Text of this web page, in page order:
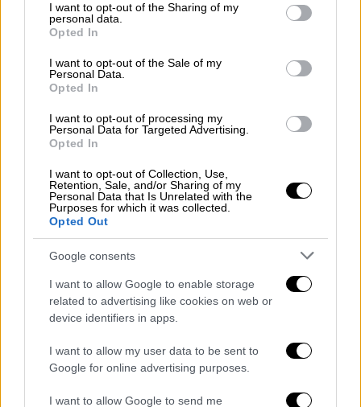
not limited to your visit or usage behaviour. You may click to
grant or deny consent to Google and its third-party tags to
use your data for below specified purposes in below Google
consent section.
I want to opt-out of the Sharing of my
personal data.
Opted In
I want to opt-out of the Sale of my
Personal Data.
Opted In
I want to opt-out of processing my
Personal Data for Targeted Advertising.
Opted In
I want to opt-out of Collection, Use,
Retention, Sale, and/or Sharing of my
Personal Data that Is Unrelated with the
Purposes for which it was collected.
Opted Out
Google consents
I want to allow Google to enable storage
related to advertising like cookies on web or
device identifiers in apps.
I want to allow my user data to be sent to
Google for online advertising purposes.
I want to allow Google to send me
Το πολυπολιτισμικό φεστιβάλ στην
Δημοτική Αγορά Κυψέλης έχει τη γεύση
του «μαζί»
Ένα διήμερο με ελεύθερη είσοδο, γεμάτο
μουσικές, χορό και φαγητό, με αφορμή την
Παγκόσμια Ημέρα Μετανάστη